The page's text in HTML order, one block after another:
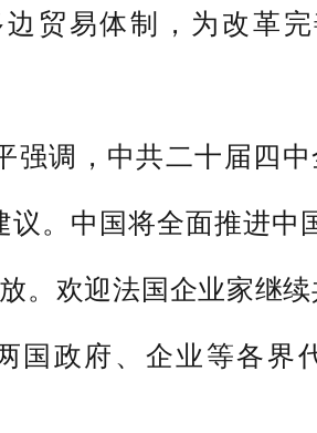
边贸易体制，为改革
强调，中共二十届四
议。中国将全面推进中
。欢迎法国企业家继
国政府、企业等各界